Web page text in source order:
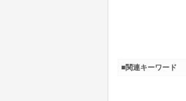
■関連キーワード